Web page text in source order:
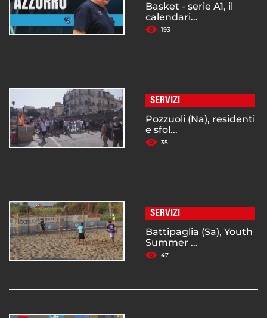
Basket - serie A1, il
calendari...
193
SERVIZI
Pozzuoli (Na), residenti
e sfol...
35
SERVIZI
Battipaglia (Sa), Youth
Summer ...
47